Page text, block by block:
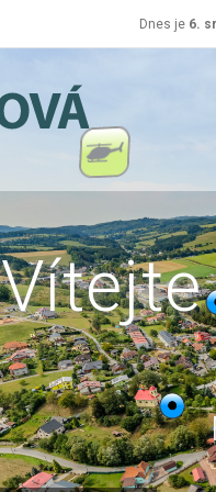
Dnes je 6.
Vítejte